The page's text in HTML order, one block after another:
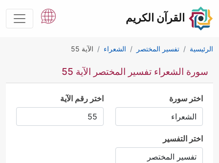
القرآن الكريم
الرئيسية تفسير المختصر الشعراء الآية 55
سورة الشعراء تفسير المختصر الآية 55
اختر سورة اختر رقم الآية
اختر التفسير